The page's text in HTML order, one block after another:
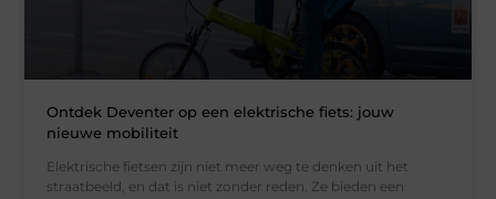
Ontdek Deventer op een elektrische fiets: jouw
nieuwe mobiliteit
Elektrische fietsen zijn niet meer weg te denken uit het
straatbeeld, en dat is niet zonder reden. Ze bieden een